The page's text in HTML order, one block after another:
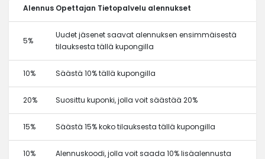
Alennus Opettajan Tietopalvelu alennukset
5%
Uudet jäsenet saavat alennuksen ensimmäisestä
tilauksesta tällä kupongilla
10% Säästä 10% tällä kupongilla
20% Suosittu kuponki, jolla voit säästää 20%
15% Säästä 15% koko tilauksesta tällä kupongilla
10% Alennuskoodi, jolla voit saada 10% lisäalennusta